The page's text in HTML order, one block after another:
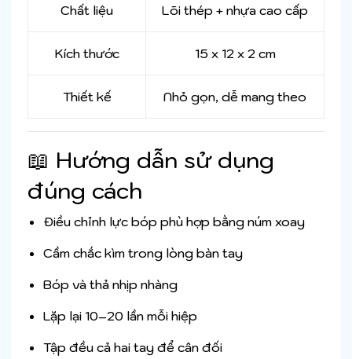
Chất liệu Lõi thép + nhựa cao cấp
Kích thước 15 x 12 x 2 cm
Thiết kế Nhỏ gọn, dễ mang theo
📖 Hướng dẫn sử dụng
đúng cách
Điều chỉnh lực bóp phù hợp bằng núm xoay
Cầm chắc kìm trong lòng bàn tay
Bóp và thả nhịp nhàng
Lặp lại 10–20 lần mỗi hiệp
Tập đều cả hai tay để cân đối